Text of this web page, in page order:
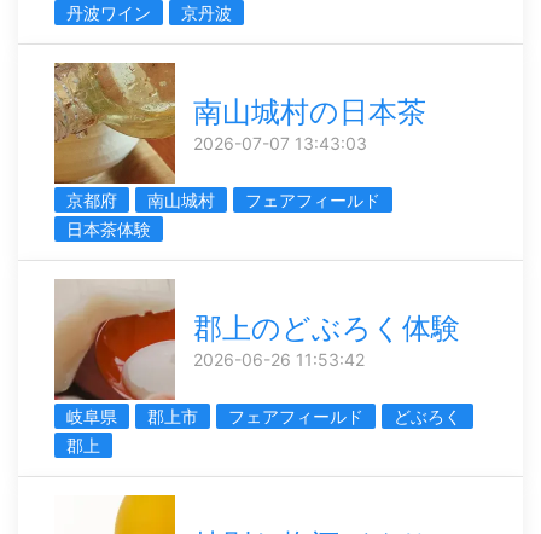
丹波ワイン
京丹波
南山城村の日本茶
2026-07-07 13:43:03
京都府 南山城村
フェアフィールド
日本茶体験
郡上のどぶろく体験
2026-06-26 11:53:42
岐阜県 郡上市 フェアフィールド
どぶろく
郡上